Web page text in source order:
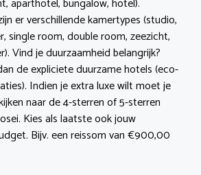
aparthotel, bungalow, hotel).
er verschillende kamertypes (studio,
single room, double room, zeezicht,
Vind je duurzaamheid belangrijk?
de expliciete duurzame hotels (eco-
Indien je extra luxe wilt moet je
naar de 4-sterren of 5-sterren
Kies als laatste ook jouw
Bijv. een reissom van €900,00